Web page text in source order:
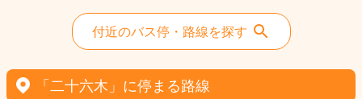
付近のバス停・路線を探す
「二十六木」に停まる路線